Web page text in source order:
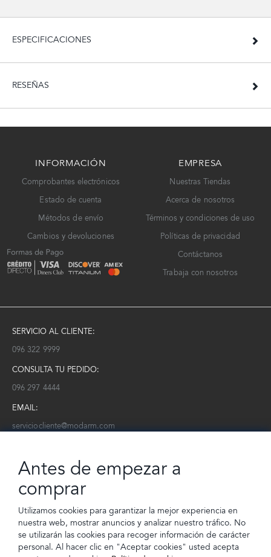
ESPECIFICACIONES
RESEÑAS
INFORMACIÓN
Comprobantes electrónicos
Estado de cuenta
Métodos de envío
Cambios y devoluciones
EMPRESA
Nuestras Tiendas
Acerca de nosotros
Términos y condiciones de uso
Políticas de privacidad
Contáctanos
Trabaja con nosotros
SERVICIO AL CLIENTE:
096 322 9999
CONSULTA TU PEDIDO:
096 297 4444
EMAIL:
serviciocliente@modarm.com
Conoce toda la información sobre últimas colecciones, eventos y
Subscríbete a nuestro newsletter
SUSCRIBIRSE
Antes de empezar a
comprar
Utilizamos cookies para garantizar la mejor experiencia en
nuestra web, mostrar anuncios y analizar nuestro tráfico. No
se utilizarán las cookies para recoger información de carácter
personal. Al hacer clic en "Aceptar cookies" usted acepta